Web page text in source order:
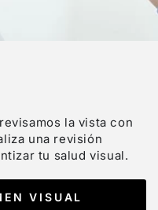
la vista con
una revisión
tu salud visual.
VISUAL